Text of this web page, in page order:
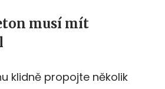
musí mít
klidně propojte několik